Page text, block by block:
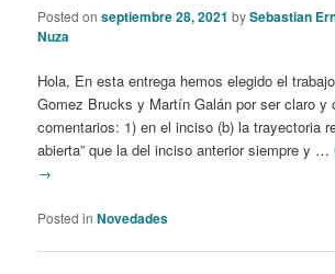
Posted onseptiembre 28, 2021 bySebastian
Nuza
Hola, En esta entrega hemos elegido el
Gomez Brucks y Martín Galán por ser claro y
comentarios: 1) en el inciso (b) la trayectoria
abierta” que la del inciso anterior siempre y …
→
Posted in Novedades